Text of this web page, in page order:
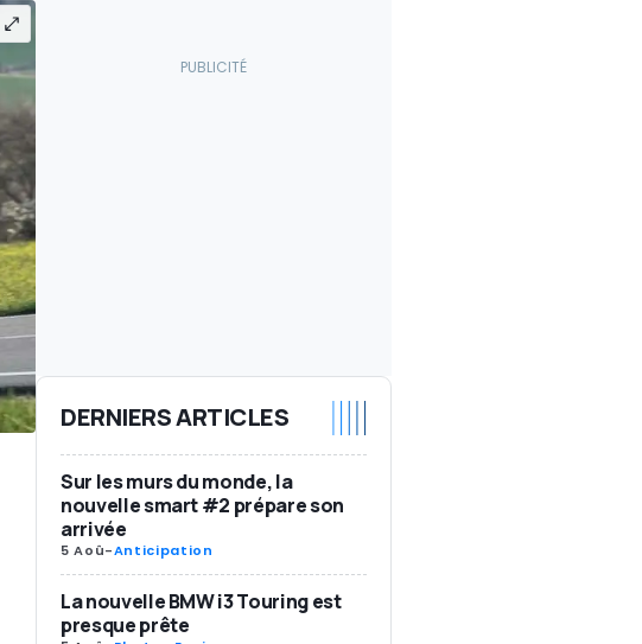
DERNIERS ARTICLES
Sur les murs du monde, la
nouvelle smart #2 prépare son
arrivée
5 Aoû-Anticipation
La nouvelle BMW i3 Touring est
presque prête